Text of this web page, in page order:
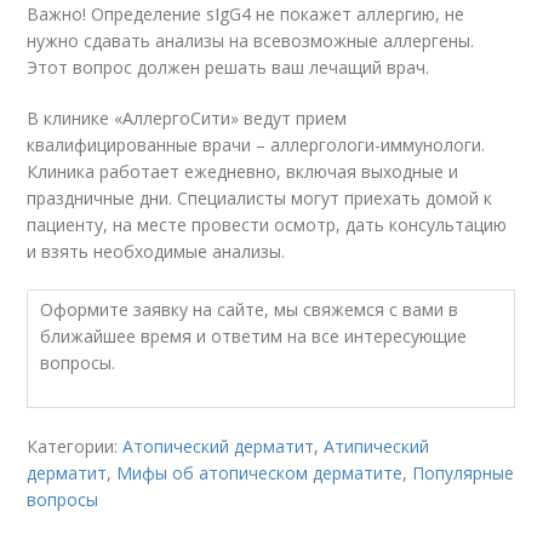
Важно! Определение sIgG4 не покажет аллергию, не
нужно сдавать анализы на всевозможные аллергены.
Этот вопрос должен решать ваш лечащий врач.
В клинике «АллергоСити» ведут прием
квалифицированные врачи – аллергологи-иммунологи.
Клиника работает ежедневно, включая выходные и
праздничные дни. Специалисты могут приехать домой к
пациенту, на месте провести осмотр, дать консультацию
и взять необходимые анализы.
Оформите заявку на сайте, мы свяжемся с вами в
ближайшее время и ответим на все интересующие
вопросы.
Категории:Атопический дерматит,Атипический
дерматит, Мифы об атопическом дерматите, Популярные
вопросы